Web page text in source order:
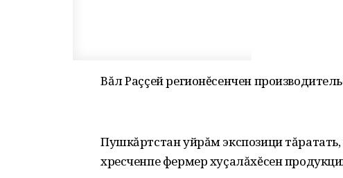
Вăл Раççей регионĕсенчен
Пушкăртстан уйрăм экспозици
хресченпе фермер хуçалăхĕсен